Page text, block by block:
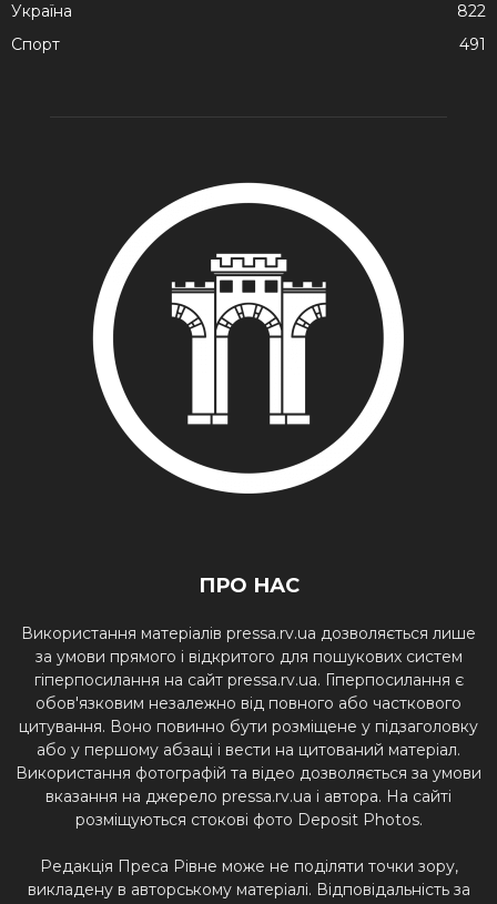
Україна
822
Спорт
491
ПРО НАС
Використання матеріалів pressa.rv.ua дозволяється лише
за умови прямого і відкритого для пошукових систем
гіперпосилання на сайт pressa.rv.ua. Гіперпосилання є
обов'язковим незалежно від повного або часткового
цитування. Воно повинно бути розміщене у підзаголовку
або у першому абзаці і вести на цитований матеріал.
Використання фотографій та відео дозволяється за умови
вказання на джерело pressa.rv.ua і автора. На сайті
розміщуються стокові фото Deposit Photos.
Редакція Преса Рівне може не поділяти точки зору,
викладену в авторському матеріалі. Відповідальність за